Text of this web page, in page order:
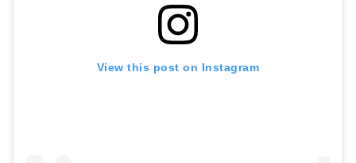
View this post on Instagram